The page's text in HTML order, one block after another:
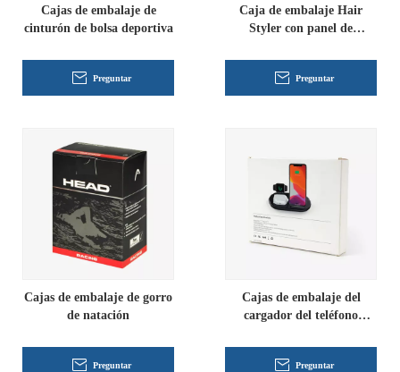
Cajas de embalaje de
cinturón de bolsa deportiva
Preguntar
Caja de embalaje Hair
Styler con panel de
Preguntar
Cajas de embalaje de gorro
de natación
Preguntar
Cajas de embalaje del
cargador del teléfono
Preguntar